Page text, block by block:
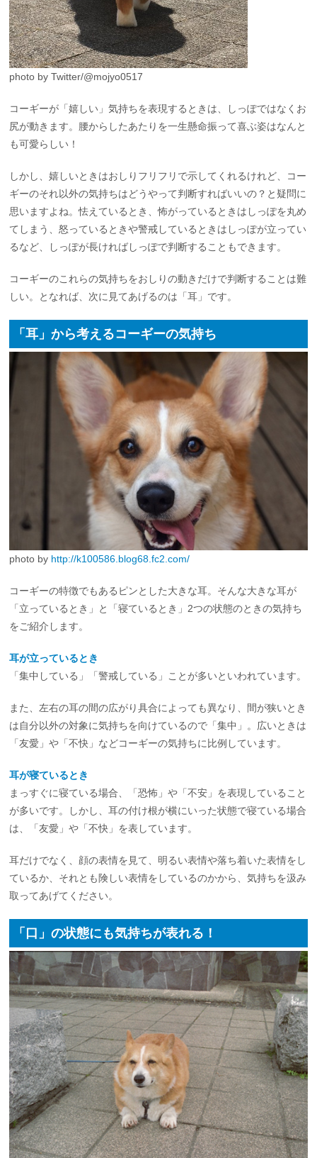
photo by Twitter/@mojyo0517
コーギーが「嬉しい」気持ちを表現するときは、しっぽではなくお
尻が動きます。腰からしたあたりを一生懸命振って喜ぶ姿はなんと
も可愛らしい！
しかし、嬉しいときはおしりフリフリで示してくれるけれど、コー
ギーのそれ以外の気持ちはどうやって判断すればいいの？と疑問に
思いますよね。怯えているとき、怖がっているときはしっぽを丸め
てしまう、怒っているときや警戒しているときはしっぽが立ってい
るなど、しっぽが長ければしっぽで判断することもできます。
コーギーのこれらの気持ちをおしりの動きだけで判断することは難
しい。となれば、次に見てあげるのは「耳」です。
「耳」から考えるコーギーの気持ち
photo by http://k100586.blog68.fc2.com/
コーギーの特徴でもあるピンとした大きな耳。そんな大きな耳が
「立っているとき」と「寝ているとき」2つの状態のときの気持ち
をご紹介します。
耳が立っているとき
「集中している」「警戒している」ことが多いといわれています。
また、左右の耳の間の広がり具合によっても異なり、間が狭いとき
は自分以外の対象に気持ちを向けているので「集中」。広いときは
「友愛」や「不快」などコーギーの気持ちに比例しています。
耳が寝ているとき
まっすぐに寝ている場合、「恐怖」や「不安」を表現していること
が多いです。しかし、耳の付け根が横にいった状態で寝ている場合
は、「友愛」や「不快」を表しています。
耳だけでなく、顔の表情を見て、明るい表情や落ち着いた表情をし
ているか、それとも険しい表情をしているのかから、気持ちを汲み
取ってあげてください。
「口」の状態にも気持ちが表れる！